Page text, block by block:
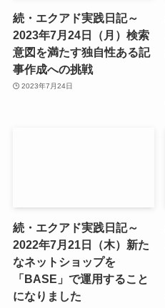
続・エクアド実践日記～
2023年7月24日（月）検索
意図を満たす独自性ある記
事作成への挑戦
2023年7月24日
続・エクアド実践日記～
2022年7月21日（木）新た
なネットショップを
「BASE」で運用すること
になりました